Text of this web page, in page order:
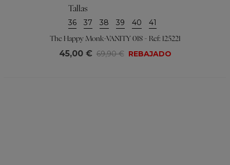
Tallas
36 37 38 39 40 41
The Happy Monk-VANITY 018 - Ref: 125221
45,00 € 69,90 € REBAJADO